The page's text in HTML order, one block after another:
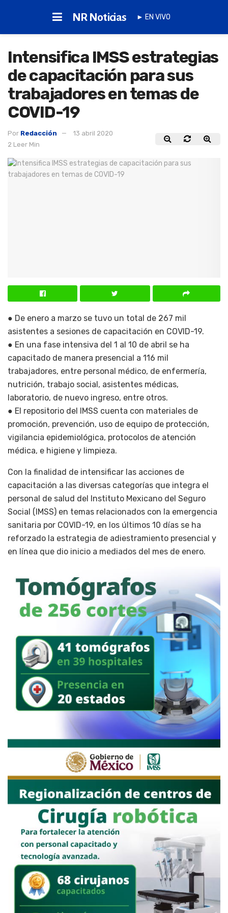
NR Noticias ► EN VIVO
Intensifica IMSS estrategias
de capacitación para sus
trabajadores en temas de
COVID-19
Por Redacción
13 abril 2020
2 Leer Min
● De enero a marzo se tuvo un total de 267 mil
asistentes a sesiones de capacitación en COVID-19.
● En una fase intensiva del 1 al 10 de abril se ha
capacitado de manera presencial a 116 mil
trabajadores, entre personal médico, de enfermería,
nutrición, trabajo social, asistentes médicas,
laboratorio, de nuevo ingreso, entre otros.
● El repositorio del IMSS cuenta con materiales de
promoción, prevención, uso de equipo de protección,
vigilancia epidemiológica, protocolos de atención
médica, e higiene y limpieza.
Con la finalidad de intensificar las acciones de
capacitación a las diversas categorías que integra el
personal de salud del Instituto Mexicano del Seguro
Social (IMSS) en temas relacionados con la emergencia
sanitaria por COVID-19, en los últimos 10 días se ha
reforzado la estrategia de adiestramiento presencial y
en línea que dio inicio a mediados del mes de enero.